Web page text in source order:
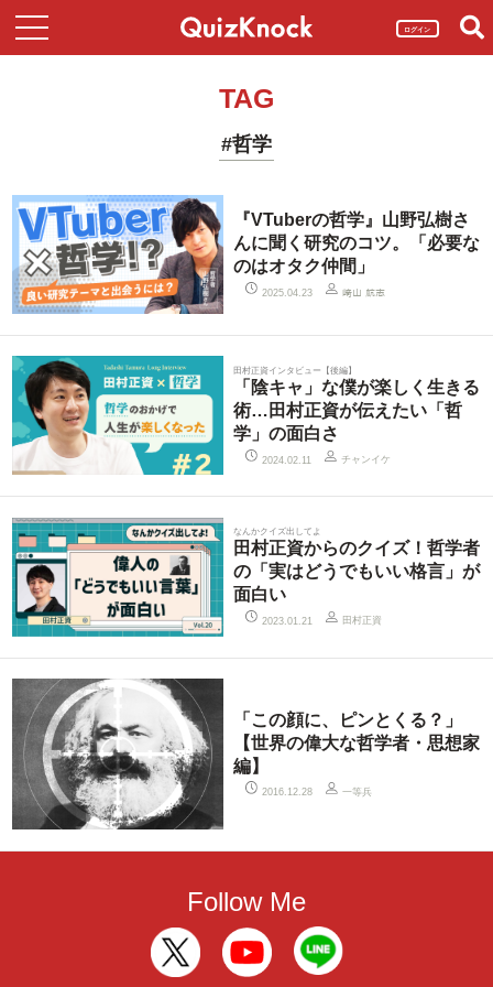
ログイン
TAG
#哲学
『VTuberの哲学』山野弘樹さ
んに聞く研究のコツ。「必要な
のはオタク仲間」
2025.04.23 﨑山 航志
田村正資インタビュー【後編】
「陰キャ」な僕が楽しく生きる
術…田村正資が伝えたい「哲
学」の面白さ
2024.02.11 チャンイケ
なんかクイズ出してよ
田村正資からのクイズ！哲学者
の「実はどうでもいい格言」が
面白い
2023.01.21 田村正資
「この顔に、ピンとくる？」
【世界の偉大な哲学者・思想家
編】
2016.12.28 一等兵
Follow Me